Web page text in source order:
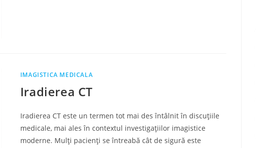
IMAGISTICA MEDICALA
Iradierea CT
Iradierea CT este un termen tot mai des întâlnit în discuțiile
medicale, mai ales în contextul investigațiilor imagistice
moderne. Mulți pacienți se întreabă cât de sigură este